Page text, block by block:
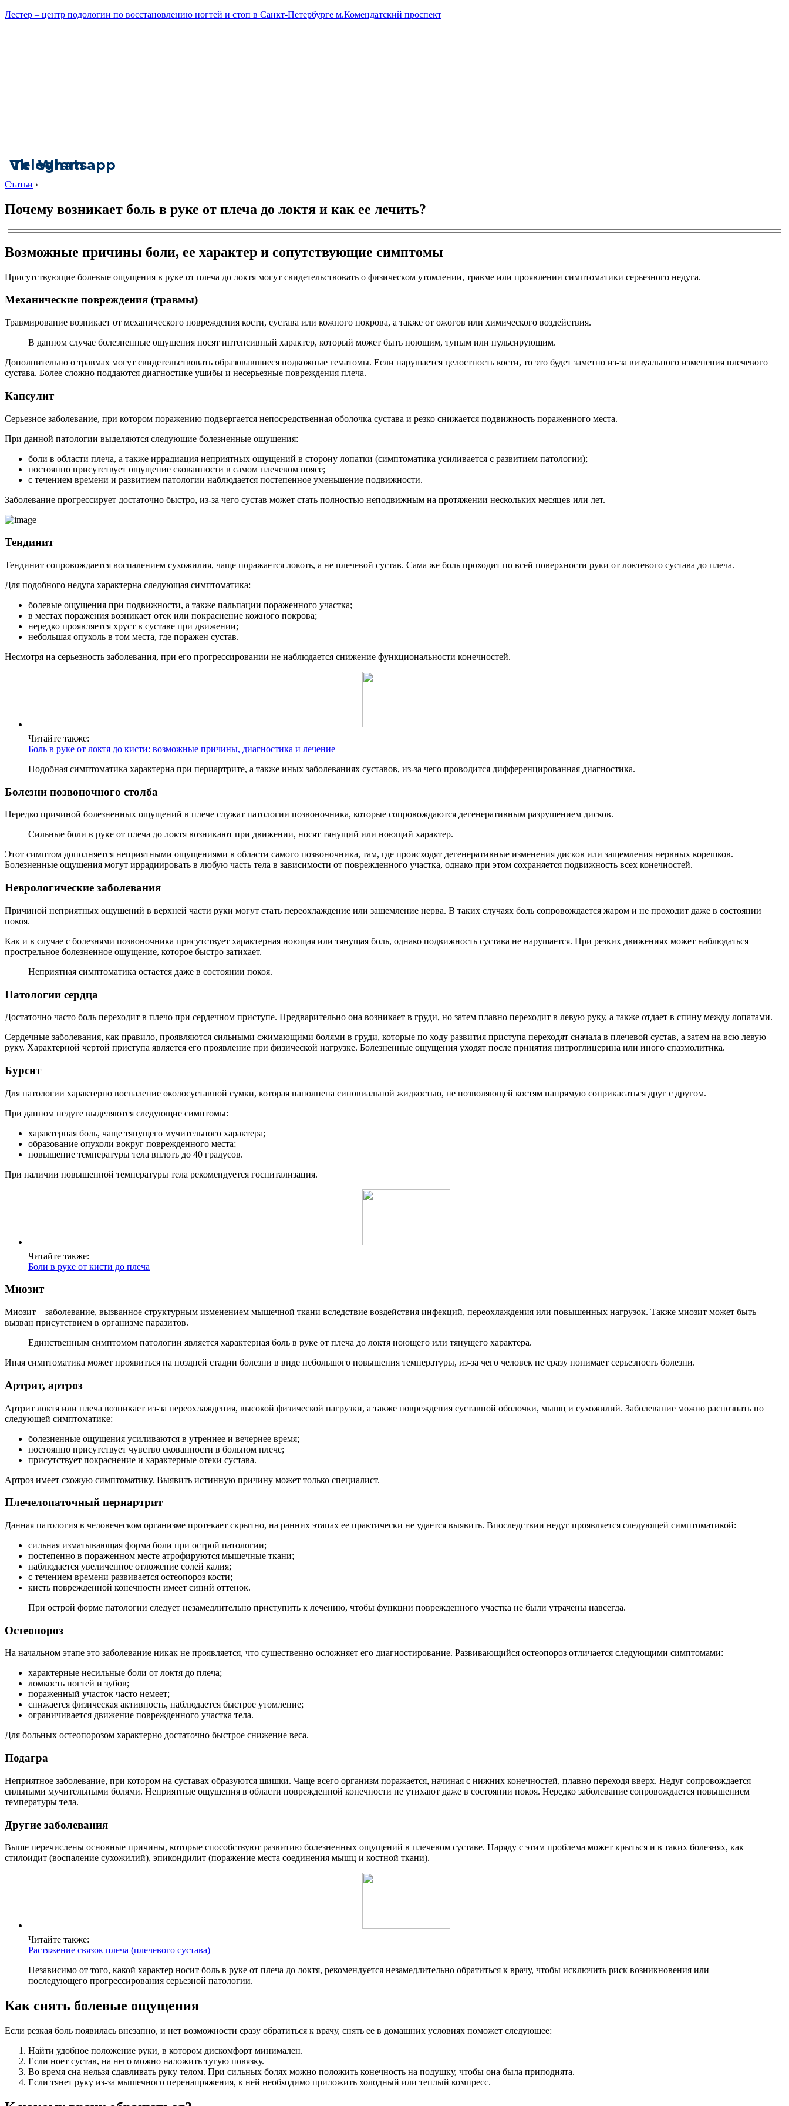
Лестер – центр подологии по восстановлению ногтей и стоп в Санкт-Петербурге м.Комендатский проспект
Vk
Telegram
Whatsapp
Статьи ›
Почему возникает боль в руке от плеча до локтя и как ее лечить?
Возможные причины боли, ее характер и сопутствующие симптомы
Присутствующие болевые ощущения в руке от плеча до локтя могут свидетельствовать о физическом утомлении, травме или проявлении симптоматики серьезного недуга.
Механические повреждения (травмы)
Травмирование возникает от механического повреждения кости, сустава или кожного покрова, а также от ожогов или химического воздействия.
В данном случае болезненные ощущения носят интенсивный характер, который может быть ноющим, тупым или пульсирующим.
Дополнительно о травмах могут свидетельствовать образовавшиеся подкожные гематомы. Если нарушается целостность кости, то это будет заметно из-за визуального изменения плечевого
сустава. Более сложно поддаются диагностике ушибы и несерьезные повреждения плеча.
Капсулит
Серьезное заболевание, при котором поражению подвергается непосредственная оболочка сустава и резко снижается подвижность пораженного места.
При данной патологии выделяются следующие болезненные ощущения:
боли в области плеча, а также иррадиация неприятных ощущений в сторону лопатки (симптоматика усиливается с развитием патологии);
постоянно присутствует ощущение скованности в самом плечевом поясе;
с течением времени и развитием патологии наблюдается постепенное уменьшение подвижности.
Заболевание прогрессирует достаточно быстро, из-за чего сустав может стать полностью неподвижным на протяжении нескольких месяцев или лет.
Тендинит
Тендинит сопровождается воспалением сухожилия, чаще поражается локоть, а не плечевой сустав. Сама же боль проходит по всей поверхности руки от локтевого сустава до плеча.
Для подобного недуга характерна следующая симптоматика:
болевые ощущения при подвижности, а также пальпации пораженного участка;
в местах поражения возникает отек или покраснение кожного покрова;
нередко проявляется хруст в суставе при движении;
небольшая опухоль в том места, где поражен сустав.
Несмотря на серьезность заболевания, при его прогрессировании не наблюдается снижение функциональности конечностей.
Читайте также:
Боль в руке от локтя до кисти: возможные причины, диагностика и лечение
Подобная симптоматика характерна при периартрите, а также иных заболеваниях суставов, из-за чего проводится дифференцированная диагностика.
Болезни позвоночного столба
Нередко причиной болезненных ощущений в плече служат патологии позвоночника, которые сопровождаются дегенеративным разрушением дисков.
Сильные боли в руке от плеча до локтя возникают при движении, носят тянущий или ноющий характер.
Этот симптом дополняется неприятными ощущениями в области самого позвоночника, там, где происходят дегенеративные изменения дисков или защемления нервных корешков.
Болезненные ощущения могут иррадиировать в любую часть тела в зависимости от поврежденного участка, однако при этом сохраняется подвижность всех конечностей.
Неврологические заболевания
Причиной неприятных ощущений в верхней части руки могут стать переохлаждение или защемление нерва. В таких случаях боль сопровождается жаром и не проходит даже в состоянии
покоя.
Как и в случае с болезнями позвоночника присутствует характерная ноющая или тянущая боль, однако подвижность сустава не нарушается. При резких движениях может наблюдаться
прострельное болезненное ощущение, которое быстро затихает.
Неприятная симптоматика остается даже в состоянии покоя.
Патологии сердца
Достаточно часто боль переходит в плечо при сердечном приступе. Предварительно она возникает в груди, но затем плавно переходит в левую руку, а также отдает в спину между лопатами.
Сердечные заболевания, как правило, проявляются сильными сжимающими болями в груди, которые по ходу развития приступа переходят сначала в плечевой сустав, а затем на всю левую
руку. Характерной чертой приступа является его проявление при физической нагрузке. Болезненные ощущения уходят после принятия нитроглицерина или иного спазмолитика.
Бурсит
Для патологии характерно воспаление околосуставной сумки, которая наполнена синовиальной жидкостью, не позволяющей костям напрямую соприкасаться друг с другом.
При данном недуге выделяются следующие симптомы:
характерная боль, чаще тянущего мучительного характера;
образование опухоли вокруг поврежденного места;
повышение температуры тела вплоть до 40 градусов.
При наличии повышенной температуры тела рекомендуется госпитализация.
Читайте также:
Боли в руке от кисти до плеча
Миозит
Миозит – заболевание, вызванное структурным изменением мышечной ткани вследствие воздействия инфекций, переохлаждения или повышенных нагрузок. Также миозит может быть
вызван присутствием в организме паразитов.
Единственным симптомом патологии является характерная боль в руке от плеча до локтя ноющего или тянущего характера.
Иная симптоматика может проявиться на поздней стадии болезни в виде небольшого повышения температуры, из-за чего человек не сразу понимает серьезность болезни.
Артрит, артроз
Артрит локтя или плеча возникает из-за переохлаждения, высокой физической нагрузки, а также повреждения суставной оболочки, мышц и сухожилий. Заболевание можно распознать по
следующей симптоматике:
болезненные ощущения усиливаются в утреннее и вечернее время;
постоянно присутствует чувство скованности в больном плече;
присутствует покраснение и характерные отеки сустава.
Артроз имеет схожую симптоматику. Выявить истинную причину может только специалист.
Плечелопаточный периартрит
Данная патология в человеческом организме протекает скрытно, на ранних этапах ее практически не удается выявить. Впоследствии недуг проявляется следующей симптоматикой:
сильная изматывающая форма боли при острой патологии;
постепенно в пораженном месте атрофируются мышечные ткани;
наблюдается увеличенное отложение солей калия;
с течением времени развивается остеопороз кости;
кисть поврежденной конечности имеет синий оттенок.
При острой форме патологии следует незамедлительно приступить к лечению, чтобы функции поврежденного участка не были утрачены навсегда.
Остеопороз
На начальном этапе это заболевание никак не проявляется, что существенно осложняет его диагностирование. Развивающийся остеопороз отличается следующими симптомами:
характерные несильные боли от локтя до плеча;
ломкость ногтей и зубов;
пораженный участок часто немеет;
снижается физическая активность, наблюдается быстрое утомление;
ограничивается движение поврежденного участка тела.
Для больных остеопорозом характерно достаточно быстрое снижение веса.
Подагра
Неприятное заболевание, при котором на суставах образуются шишки. Чаще всего организм поражается, начиная с нижних конечностей, плавно переходя вверх. Недуг сопровождается
сильными мучительными болями. Неприятные ощущения в области поврежденной конечности не утихают даже в состоянии покоя. Нередко заболевание сопровождается повышением
температуры тела.
Другие заболевания
Выше перечислены основные причины, которые способствуют развитию болезненных ощущений в плечевом суставе. Наряду с этим проблема может крыться и в таких болезнях, как
стилоидит (воспаление сухожилий), эпикондилит (поражение места соединения мышц и костной ткани).
Читайте также:
Растяжение связок плеча (плечевого сустава)
Независимо от того, какой характер носит боль в руке от плеча до локтя, рекомендуется незамедлительно обратиться к врачу, чтобы исключить риск возникновения или
последующего прогрессирования серьезной патологии.
Как снять болевые ощущения
Если резкая боль появилась внезапно, и нет возможности сразу обратиться к врачу, снять ее в домашних условиях поможет следующее:
Найти удобное положение руки, в котором дискомфорт минимален.
Если ноет сустав, на него можно наложить тугую повязку.
Во время сна нельзя сдавливать руку телом. При сильных болях можно положить конечность на подушку, чтобы она была приподнята.
Если тянет руку из-за мышечного перенапряжения, к ней необходимо приложить холодный или теплый компресс.